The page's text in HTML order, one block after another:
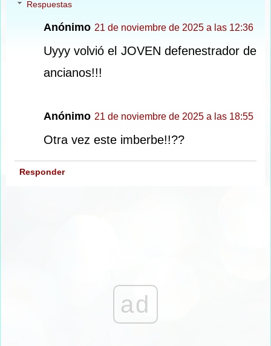
Respuestas
Anónimo 21 de noviembre de 2025 a las 12:36
Uyyy volvió el JOVEN defenestrador de
ancianos!!!
Anónimo 21 de noviembre de 2025 a las 18:55
Otra vez este imberbe!!??
Responder
ad